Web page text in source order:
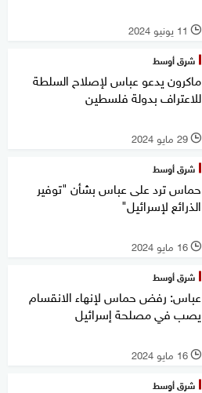
l 11 يونيو 2024
شرق أوسط
ماكرون يدعو عباس لإصلاح السلطة
للاعتراف بدولة فلسطين
l 29 مايو 2024
شرق أوسط
حماس ترد على عباس بشأن "توفير
الذرائع لإسرائيل"
l 16 مايو 2024
شرق أوسط
عباس: رفض حماس لإنهاء الانقسام
يصب في مصلحة إسرائيل
l 16 مايو 2024
شرق أوسط